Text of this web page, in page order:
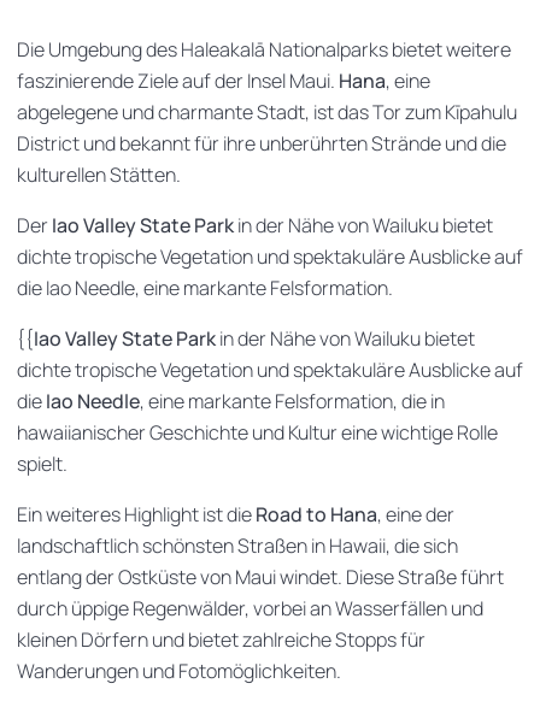
Die Umgebung des Haleakalā Nationalparks bietet weitere
faszinierende Ziele auf der Insel Maui. Hana, eine
abgelegene und charmante Stadt, ist das Tor zum Kīpahulu
District und bekannt für ihre unberührten Strände und die
kulturellen Stätten.
Der Iao Valley State Parkin der Nähe von Wailuku bietet
dichte tropische Vegetation und spektakuläre Ausblicke auf
die Iao Needle, eine markante Felsformation.
{{Iao Valley State Parkin der Nähe von Wailuku bietet
dichte tropische Vegetation und spektakuläre Ausblicke auf
dieIao Needle, eine markante Felsformation, die in
hawaiianischer Geschichte und Kultur eine wichtige Rolle
spielt.
Ein weiteres Highlight ist dieRoad to Hana, eine der
landschaftlich schönsten Straßen in Hawaii, die sich
entlang der Ostküste von Maui windet. Diese Straße führt
durch üppige Regenwälder, vorbei an Wasserfällen und
kleinen Dörfern und bietet zahlreiche Stopps für
Wanderungen und Fotomöglichkeiten.